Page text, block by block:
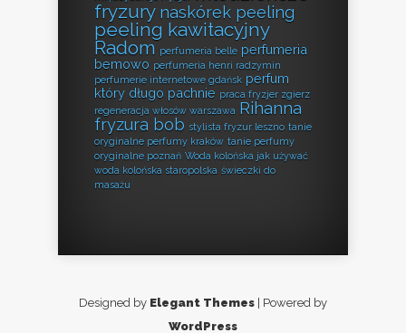
fryzury naskórek peeling
peeling kawitacyjny
Radom perfumeria belle perfumeria
bemowo perfumeria henri radzymin
perfumerie internetowe gdańsk perfum
który długo pachnie praca fryzjer zgierz
regeneracja włosów warszawa Rihanna
fryzura bob stylista fryzur leszno tanie
oryginalne perfumy kraków tanie perfumy
oryginalne poznań Woda kolońska jak używać
woda kolońska staropolska świeczki do
masażu
Designed by Elegant Themes | Powered by
WordPress